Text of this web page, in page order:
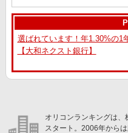
選ばれています！年1.30%の1
【大和ネクスト銀行】
オリコンランキングは
スタート。2006年から